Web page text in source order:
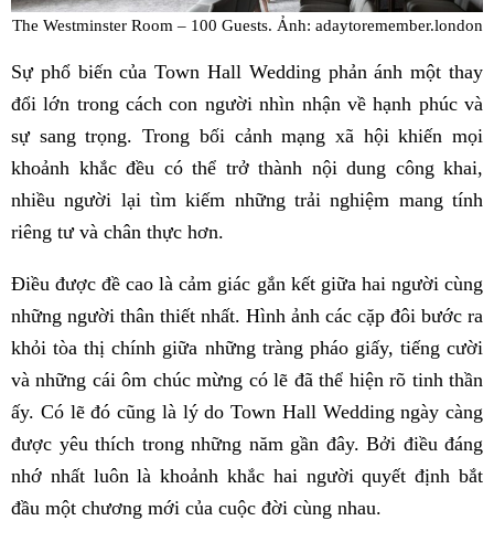
The Westminster Room – 100 Guests. Ảnh: adaytoremember.london
Sự phổ biến của Town Hall Wedding phản ánh một thay
đổi lớn trong cách con người nhìn nhận về hạnh phúc và
sự sang trọng. Trong bối cảnh mạng xã hội khiến mọi
khoảnh khắc đều có thể trở thành nội dung công khai,
nhiều người lại tìm kiếm những trải nghiệm mang tính
riêng tư và chân thực hơn.
Điều được đề cao là cảm giác gắn kết giữa hai người cùng
những người thân thiết nhất. Hình ảnh các cặp đôi bước ra
khỏi tòa thị chính giữa những tràng pháo giấy, tiếng cười
và những cái ôm chúc mừng có lẽ đã thể hiện rõ tinh thần
ấy. Có lẽ đó cũng là lý do Town Hall Wedding ngày càng
được yêu thích trong những năm gần đây. Bởi điều đáng
nhớ nhất luôn là khoảnh khắc hai người quyết định bắt
đầu một chương mới của cuộc đời cùng nhau.